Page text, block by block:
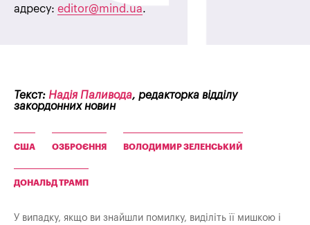
адресу: editor@mind.ua.
Текст: Надія Паливода, редакторка відділу
закордонних новин
США ОЗБРОЄННЯ ВОЛОДИМИР ЗЕЛЕНСЬКИЙ
ДОНАЛЬД ТРАМП
У випадку, якщо ви знайшли помилку, виділіть її мишкою і